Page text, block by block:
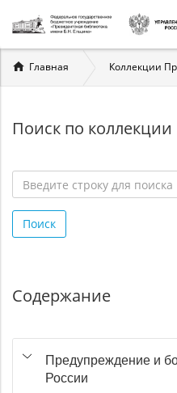
Вы
здесь
Главная Коллекции
Поиск по коллекции
строку
для
Поиск
Содержание
Предупреждение и
России